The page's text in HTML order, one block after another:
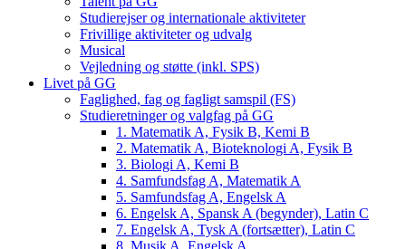
Studierejser og internationale aktiviteter
Frivillige aktiviteter og udvalg
Musical
Vejledning og støtte (inkl. SPS)
Livet på GG
Faglighed, fag og fagligt samspil (FS)
Studieretninger og valgfag på GG
1. Matematik A, Fysik B, Kemi B
2. Matematik A, Bioteknologi A, Fysik B
3. Biologi A, Kemi B
4. Samfundsfag A, Matematik A
5. Samfundsfag A, Engelsk A
6. Engelsk A, Spansk A (begynder), Latin C
7. Engelsk A, Tysk A (fortsætter), Latin C
8. Musik A, Engelsk A